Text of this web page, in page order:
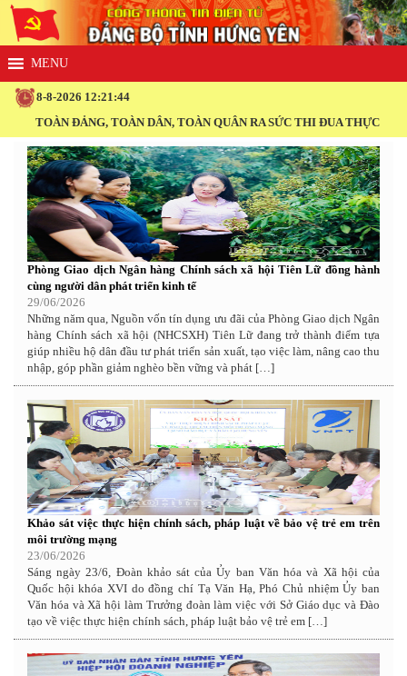
8-8-2026 12:21:45
ĐẢNG, TOÀN DÂN, TOÀN QUÂN RA SỨC THI ĐUA THỰC HIỆN
Phòng Giao dịch Ngân hàng Chính sách xã hội Tiên Lữ đồng hành
cùng người dân phát triển kinh tế
29/06/2026
Những năm qua, Nguồn vốn tín dụng ưu đãi của Phòng Giao dịch Ngân
hàng Chính sách xã hội (NHCSXH) Tiên Lữ đang trở thành điểm tựa
giúp nhiều hộ dân đầu tư phát triển sản xuất, tạo việc làm, nâng cao thu
nhập, góp phần giảm nghèo bền vững và phát […]
Khảo sát việc thực hiện chính sách, pháp luật về bảo vệ trẻ em trên
môi trường mạng
23/06/2026
Sáng ngày 23/6, Đoàn khảo sát của Ủy ban Văn hóa và Xã hội của
Quốc hội khóa XVI do đồng chí Tạ Văn Hạ, Phó Chủ nhiệm Ủy ban
Văn hóa và Xã hội làm Trưởng đoàn làm việc với Sở Giáo dục và Đào
tạo về việc thực hiện chính sách, pháp luật bảo vệ trẻ em […]